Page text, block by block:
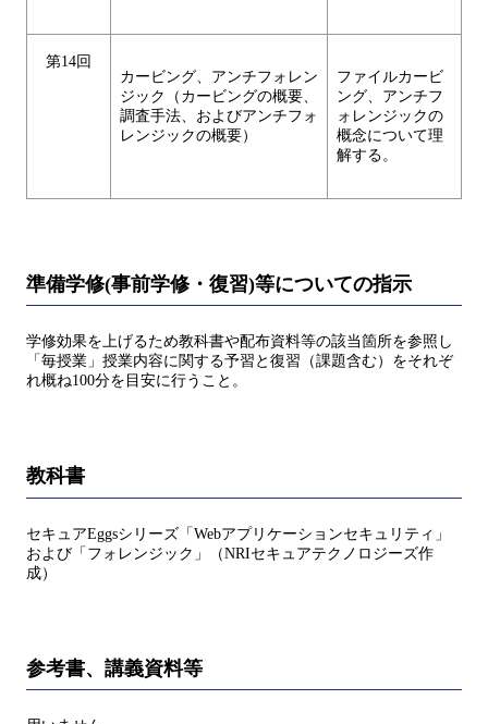
第14回
カービング、アンチフォレン
ジック（カービングの概要、
調査手法、およびアンチフォ
レンジックの概要）
ファイルカービ
ング、アンチフ
ォレンジックの
概念について理
解する。
準備学修(事前学修・復習)等についての指示
学修効果を上げるため教科書や配布資料等の該当箇所を参照し
「毎授業」授業内容に関する予習と復習（課題含む）をそれぞ
れ概ね100分を目安に行うこと。
教科書
セキュアEggsシリーズ「Webアプリケーションセキュリティ」
および「フォレンジック」（NRIセキュアテクノロジーズ作
成）
参考書、講義資料等